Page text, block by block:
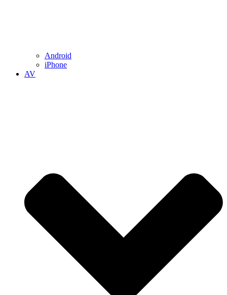
Android
iPhone
AV